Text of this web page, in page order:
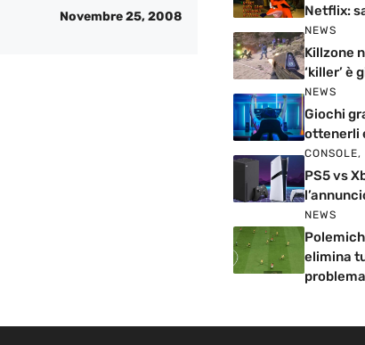
Novembre 25, 2008
Netflix:
NEWS
Killzone
‘killer’ è
NEWS
Giochi
ottenerli
CONSOLE,
PS5 vs
NEWS
elimina
problema